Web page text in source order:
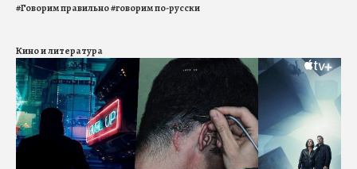
#Говорим правильно#говорим по-русски
Кино и литература